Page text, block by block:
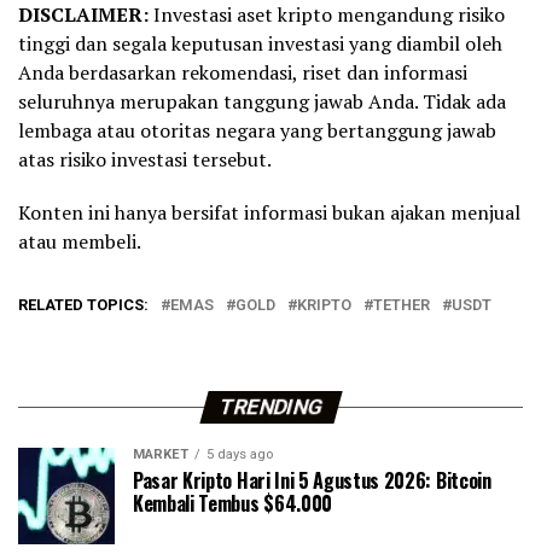
DISCLAIMER:Investasi aset kripto mengandung risiko
tinggi dan segala keputusan investasi yang diambil oleh
Anda berdasarkan rekomendasi, riset dan informasi
seluruhnya merupakan tanggung jawab Anda. Tidak ada
lembaga atau otoritas negara yang bertanggung jawab
atas risiko investasi tersebut.
Konten ini hanya bersifat informasi bukan ajakan menjual
atau membeli.
RELATED TOPICS: EMAS GOLD KRIPTO TETHER USDT
TRENDING
MARKET 5 days ago
Pasar Kripto Hari Ini 5 Agustus 2026: Bitcoin
Kembali Tembus $64.000